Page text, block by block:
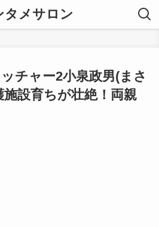
タメサロン
チャー2小泉政男(まさ
施設育ちが壮絶！両親